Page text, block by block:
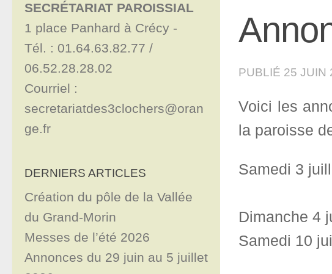
PUBLIÉ 25 JUIN
Voici les
la paroisse
Samedi 3
Dimanche 4
Samedi 10
SECRÉTARIAT PAROISSIAL
1 place Panhard à Crécy -
Tél. : 01.64.63.82.77 /
06.52.28.28.02
Courriel :
secretariatdes3clochers@oran
ge.fr
DERNIERS ARTICLES
Création du pôle de la Vallée
du Grand-Morin
Messes de l’été 2026
Annonces du 29 juin au 5 juillet